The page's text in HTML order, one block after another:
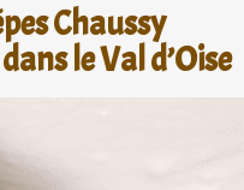
Chaussy
le Val d’Oise